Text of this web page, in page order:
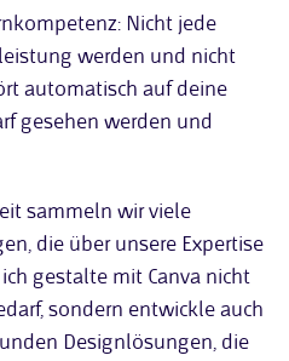
Nicht jede
werden und nicht
automatisch auf deine
gesehen werden und
sammeln wir viele
die über unsere Expertise
gestalte mit Canva nicht
sondern entwickle auch
Designlösungen, die